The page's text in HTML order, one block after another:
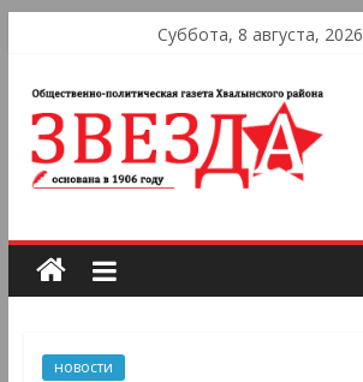
Суббота, 8 августа, 2026
новости